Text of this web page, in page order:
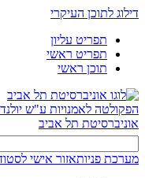
דילוג לתוכן העיקרי
תפריט עליון
תפריט ראשי
תוכן ראשי
הפקולטה לאמנויות ע"ש
אוניברסיטת תל אביב
מערכת פניותאזור אישי